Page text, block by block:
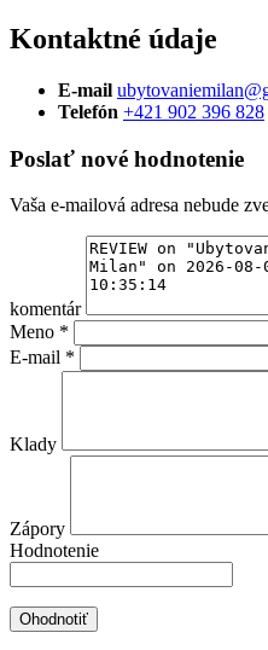
Kontaktné údaje
E-mail
Telefón +421 902 396 828
Poslať nové hodnotenie
Vaša e-mailová adresa nebude
komentár
Meno *
E-mail *
Klady
Zápory
Hodnotenie